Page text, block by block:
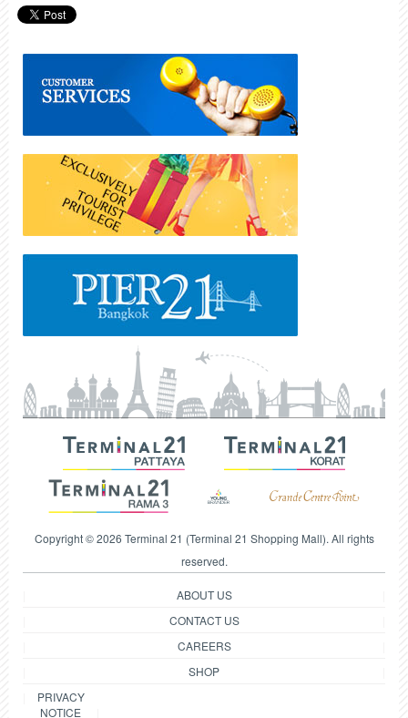
Copyright © 2026 Terminal 21 (Terminal 21 Shopping Mall). All rights
reserved.
ABOUT US
CONTACT US
CAREERS
SHOP
PRIVACY
NOTICE